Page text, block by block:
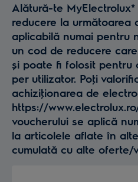
Alătură-te MyElectrolux*
reducere la următoarea
aplicabilă numai pentru
un cod de reducere
și poate fi folosit pentru
per utilizator. Poţi
achiziţionarea de
https://
voucherului se aplică
la articolele aflate în
cumulată cu alte oferte/